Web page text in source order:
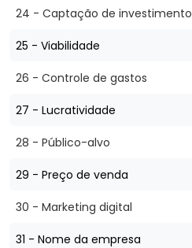
24 - Captação de investimento
25 - Viabilidade
26 - Controle de gastos
27 - Lucratividade
28 - Público-alvo
29 - Preço de venda
30 - Marketing digital
31 - Nome da empresa